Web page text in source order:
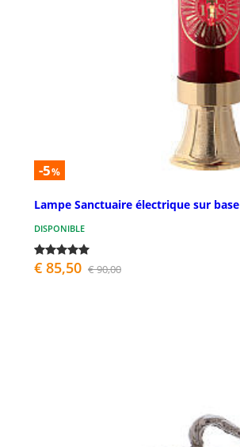
-5%
Lampe Sanctuaire électrique sur base
DISPONIBLE
€ 85,50 € 90,00